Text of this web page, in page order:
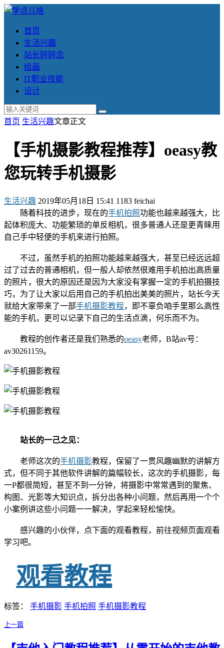
首页
生活兴趣
站长碎碎念
绘画
IT职业技能
设计
首页 生活兴趣文章正文
【手机摄影教程推荐】oeasy教
您玩转手机摄影
生活兴趣 2019年05月18日 15:41 1183 feichai
随着科技的进步，现在的手机拍照功能也越来越强大，比
起体积庞大、功能繁琐的单反相机，很多普通人还是更青睐用
自己手中轻便的手机来进行拍照。
不过，虽然手机的拍照功能越来越强大，甚至已经远远超
过了过去的普通相机，但一般人却依然很难用手机拍出高质量
的照片，很大的原因还是因为大家没有掌握一定的手机拍摄技
巧，为了让大家以后用自己的手机拍出美美的照片，站长今天
就给大家带来了一部手机摄影教程，即不辜负咱手里那么高性
能的手机，更可以记录下自己的生活点滴，何乐而不为。
教程的创作者还是我们熟悉的oeasy老师，B站av号：
av30261159。
站长的一己之见：
老师这次的手机摄影教程，保留了一贯风趣幽默的讲解方
式，但不同于其他软件讲解的篇幅较长，这次的手机摄影，每
一P都很简短，甚至不到一分钟，将摄影中常常遇到的聚焦、
构图、光影等大知识点，拆分出各种小问题，然后再用一个个
小案例讲这些小问题一一解决，学起来轻松愉快。
感兴趣的小伙伴，点下面的观看教程，前往视频页面观看
学习吧。
观看教程
标签： 手机摄影 手机拍照 手机摄影教程
上一篇